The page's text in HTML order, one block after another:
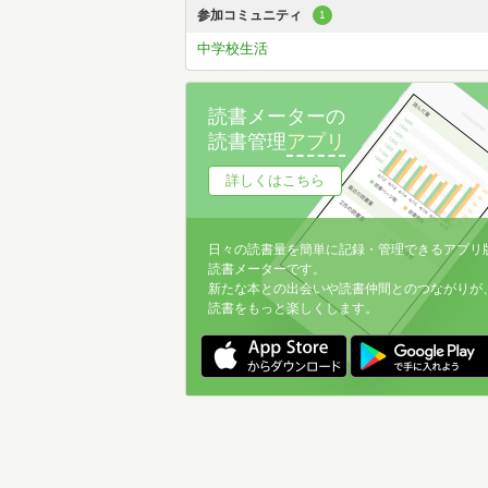
参加コミュニティ 1
中学校生活
読書メーターの
読書管理アプリ
詳しくはこちら
日々の読書量を簡単に記録・管理できるアプリ
読書メーターです。
新たな本との出会いや読書仲間とのつながりが
読書をもっと楽しくします。